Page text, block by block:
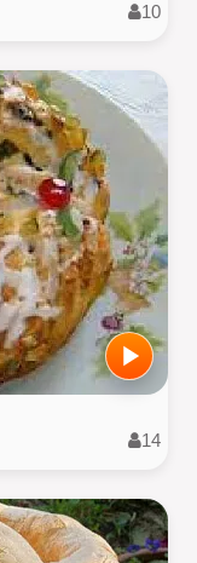
10
14